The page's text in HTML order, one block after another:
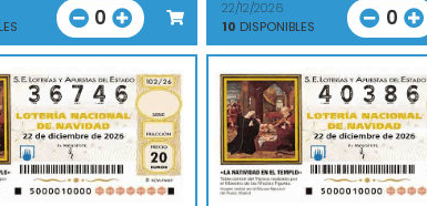
0
22/12/2026
10 DISPONIBLES 0